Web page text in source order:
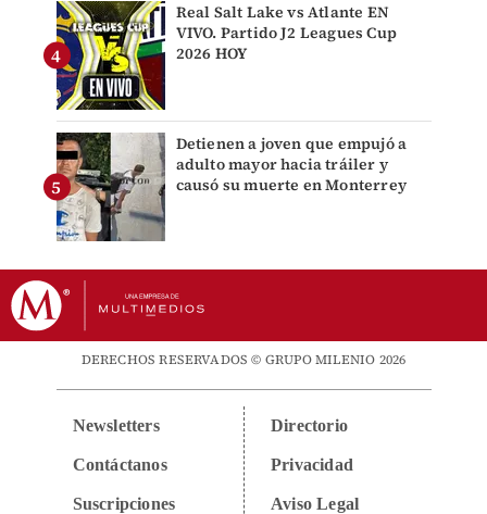
Real Salt Lake vs Atlante EN
VIVO. Partido J2 Leagues Cup
2026 HOY
Detienen a joven que empujó a
adulto mayor hacia tráiler y
causó su muerte en Monterrey
DERECHOS RESERVADOS © GRUPO MILENIO 2026
Newsletters
Contáctanos
Suscripciones
Directorio
Privacidad
Aviso Legal